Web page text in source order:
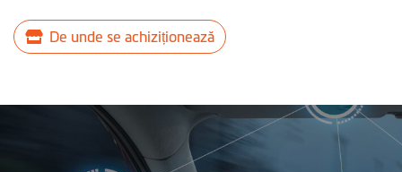
De unde se achiziționează